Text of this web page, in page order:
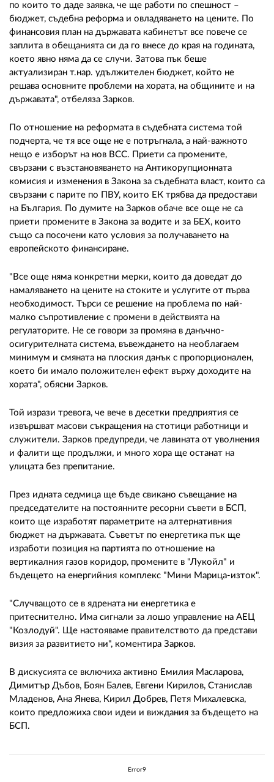
по които то даде заявка, че ще работи по спешност –
бюджет, съдебна реформа и овладяването на цените. По
финансовия план на държавата кабинетът все повече се
заплита в обещанията си да го внесе до края на годината,
което явно няма да се случи. Затова пък беше
актуализиран т.нар. удължителен бюджет, който не
решава основните проблеми на хората, на общините и на
държавата", отбеляза Зарков.
По отношение на реформата в съдебната система той
подчерта, че тя все още не е потръгнала, а най-важното
нещо е изборът на нов ВСС. Приети са промените,
свързани с възстановяването на Антикорупционната
комисия и изменения в Закона за съдебната власт, които са
свързани с парите по ПВУ, които ЕК трябва да предостави
на България. По думите на Зарков обаче все още не са
приети промените в Закона за водите и за БЕХ, които
също са посочени като условия за получаването на
европейското финансиране.
"Все още няма конкретни мерки, които да доведат до
намаляването на цените на стоките и услугите от първа
необходимост. Търси се решение на проблема по най-
малко съпротивление с промени в действията на
регулаторите. Не се говори за промяна в данъчно-
осигурителната система, въвеждането на необлагаем
минимум и смяната на плоския данък с пропорционален,
което би имало положителен ефект върху доходите на
хората", обясни Зарков.
Той изрази тревога, че вече в десетки предприятия се
извършват масови съкращения на стотици работници и
служители. Зарков предупреди, че лавината от уволнения
и фалити ще продължи, и много хора ще останат на
улицата без препитание.
През идната седмица ще бъде свикано съвещание на
председателите на постоянните ресорни съвети в БСП,
които ще изработят параметрите на алтернативния
бюджет на държавата. Съветът по енергетика пък ще
изработи позиция на партията по отношение на
вертикалния газов коридор, промените в "Лукойл" и
бъдещето на енергийния комплекс "Мини Марица-изток".
"Случващото се в ядрената ни енергетика е
притеснително. Има сигнали за лошо управление на АЕЦ
"Козлодуй". Ще настояваме правителството да представи
визия за развитието ни", коментира Зарков.
В дискусията се включиха активно Емилия Масларова,
Димитър Дъбов, Боян Балев, Евгени Кирилов, Станислав
Младенов, Ана Янева, Кирил Добрев, Петя Михалевска,
които предложиха свои идеи и виждания за бъдещето на
БСП.
Error9